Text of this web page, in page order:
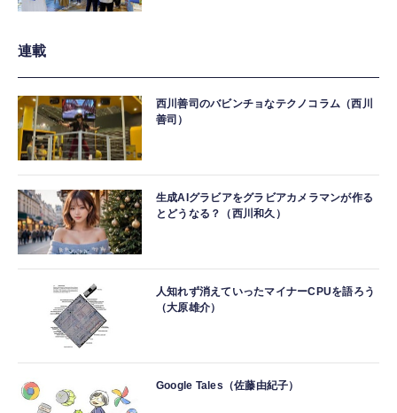
連載
西川善司のバビンチョなテクノコラム（西川
善司）
生成AIグラビアをグラビアカメラマンが作る
とどうなる？（西川和久）
人知れず消えていったマイナーCPUを語ろう
（大原雄介）
Google Tales（佐藤由紀子）